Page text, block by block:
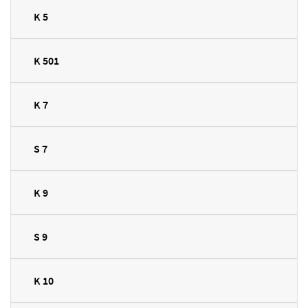
K 5
K 501
K 7
S 7
K 9
S 9
K 10